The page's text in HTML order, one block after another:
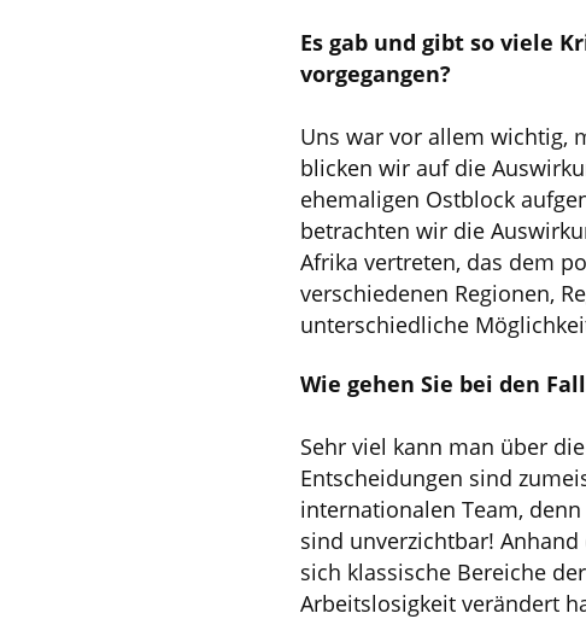
Es gab und gibt so viele
vorgegangen?
Uns war vor allem wichtig,
blicken wir auf die
ehemaligen Ostblock
betrachten wir die
Afrika vertreten, das dem
verschiedenen Regionen,
unterschiedliche
Wie gehen Sie bei den
Sehr viel kann man über
Entscheidungen sind
internationalen Team,
sind unverzichtbar!
sich klassische Bereiche
Arbeitslosigkeit verändert